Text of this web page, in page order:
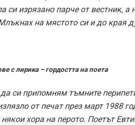
си изрязано парче от вестник,
на мястото си и до края
с лирика – гордостта на поета
си припомням тъмните
от печат през март 1988
хора на перото. Поетът